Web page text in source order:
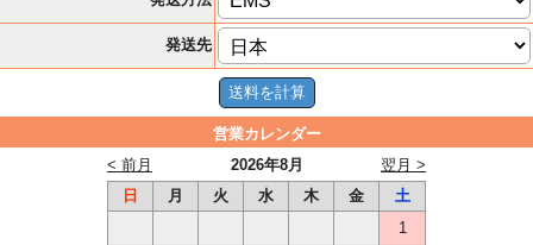
発送先
営業カレンダー
2026年8月
< 前月
翌月 >
日
月 火 水 木 金
土
1